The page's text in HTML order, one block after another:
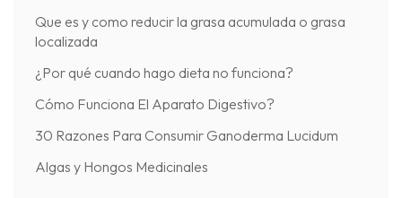
Que es y como reducir la grasa acumulada o grasa
localizada
¿Por qué cuando hago dieta no funciona?
Cómo Funciona El Aparato Digestivo?
30 Razones Para Consumir Ganoderma Lucidum
Algas y Hongos Medicinales